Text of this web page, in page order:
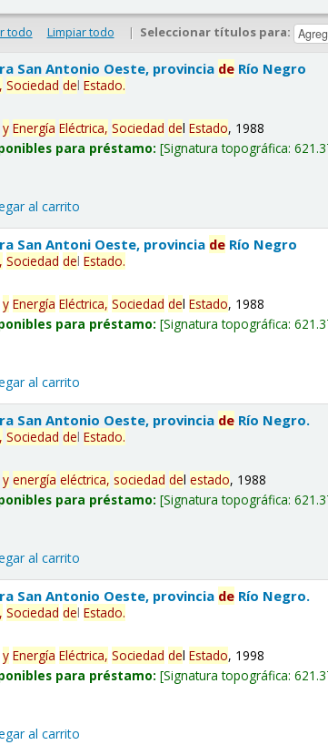
todo Limpiar todo | Seleccionar títulos para:
San Antonio Oeste, provincia de Río Negro
Sociedad delEstado.
y Energía Eléctrica, Sociedad delEstado, 1988
para préstamo: Signatura topográfica:
al carrito
San Antoni Oeste, provincia de Río Negro
Sociedad delEstado.
y Energía Eléctrica, Sociedad delEstado, 1988
para préstamo: Signatura topográfica:
al carrito
San Antonio Oeste, provincia de Río Negro.
Sociedad delEstado.
y energía eléctrica, sociedad delestado, 1988
para préstamo: Signatura topográfica:
al carrito
San Antonio Oeste, provincia de Río Negro.
Sociedad delEstado.
y Energía Eléctrica, Sociedad delEstado, 1998
para préstamo: Signatura topográfica:
al carrito